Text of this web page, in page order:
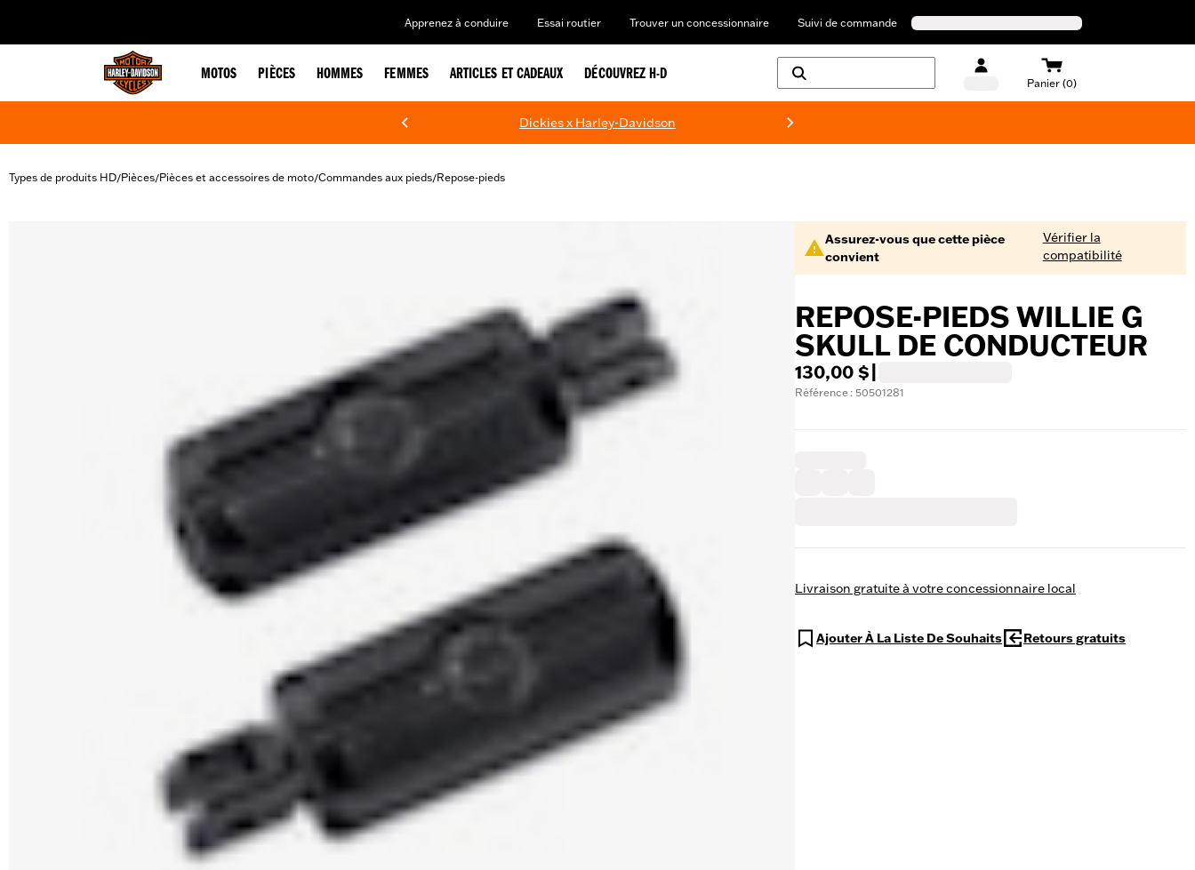
Apprenez à conduire Essai routier Trouver un concessionnaire Suivi de commande
MOTOS PIÈCES HOMMES FEMMES ARTICLES ET CADEAUX DÉCOUVREZ H-D
Panier (0)
Dickies x Harley-Davidson
Types de produits HD/Pièces/Pièces et accessoires de moto/Commandes aux pieds/Repose-pieds
Assurez-vous que cette pièce
convient
Vérifier la
compatibilité
REPOSE-PIEDS WILLIE G
SKULL DE CONDUCTEUR
130,00 $
Référence : 50501281
Livraison gratuite à votre concessionnaire local
Ajouter À La Liste De Souhaits Retours gratuits